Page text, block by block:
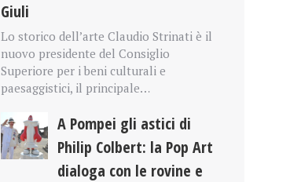
Giuli
Lo storico dell’arte Claudio Strinati è il
nuovo presidente del Consiglio
Superiore per i beni culturali e
paesaggistici, il principale…
A Pompei gli astici di
Philip Colbert: la Pop Art
dialoga con le rovine e